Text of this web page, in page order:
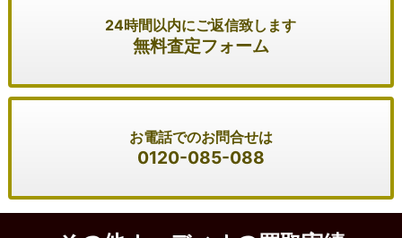
24時間以内にご返信致します
無料査定フォーム
お電話でのお問合せは
0120-085-088